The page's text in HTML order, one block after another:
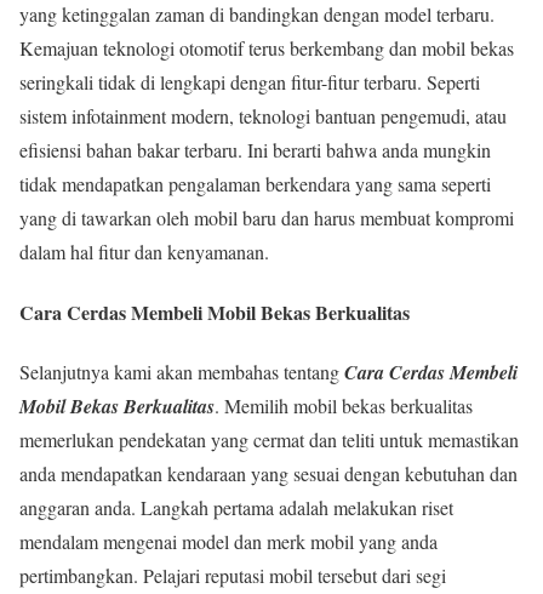
yang ketinggalan zaman di bandingkan dengan model terbaru.
Kemajuan teknologi otomotif terus berkembang dan mobil bekas
seringkali tidak di lengkapi dengan fitur-fitur terbaru. Seperti
sistem infotainment modern, teknologi bantuan pengemudi, atau
efisiensi bahan bakar terbaru. Ini berarti bahwa anda mungkin
tidak mendapatkan pengalaman berkendara yang sama seperti
yang di tawarkan oleh mobil baru dan harus membuat kompromi
dalam hal fitur dan kenyamanan.
Cara Cerdas Membeli Mobil Bekas Berkualitas
Selanjutnya kami akan membahas tentangCara Cerdas Membeli
Mobil Bekas Berkualitas. Memilih mobil bekas berkualitas
memerlukan pendekatan yang cermat dan teliti untuk memastikan
anda mendapatkan kendaraan yang sesuai dengan kebutuhan dan
anggaran anda. Langkah pertama adalah melakukan riset
mendalam mengenai model dan merk mobil yang anda
pertimbangkan. Pelajari reputasi mobil tersebut dari segi